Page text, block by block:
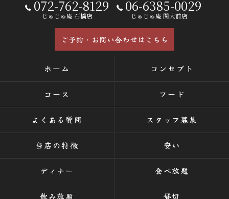
072-762-8129
じゅじゅ庵 石橋店
06-6385-0029
じゅじゅ庵 関大前店
ご予約・お問い合わせはこちら
ホーム コンセプト
コース フード
よくある質問 スタッフ募集
当店の特徴 安い
ディナー 食べ放題
飲み放題 貸切